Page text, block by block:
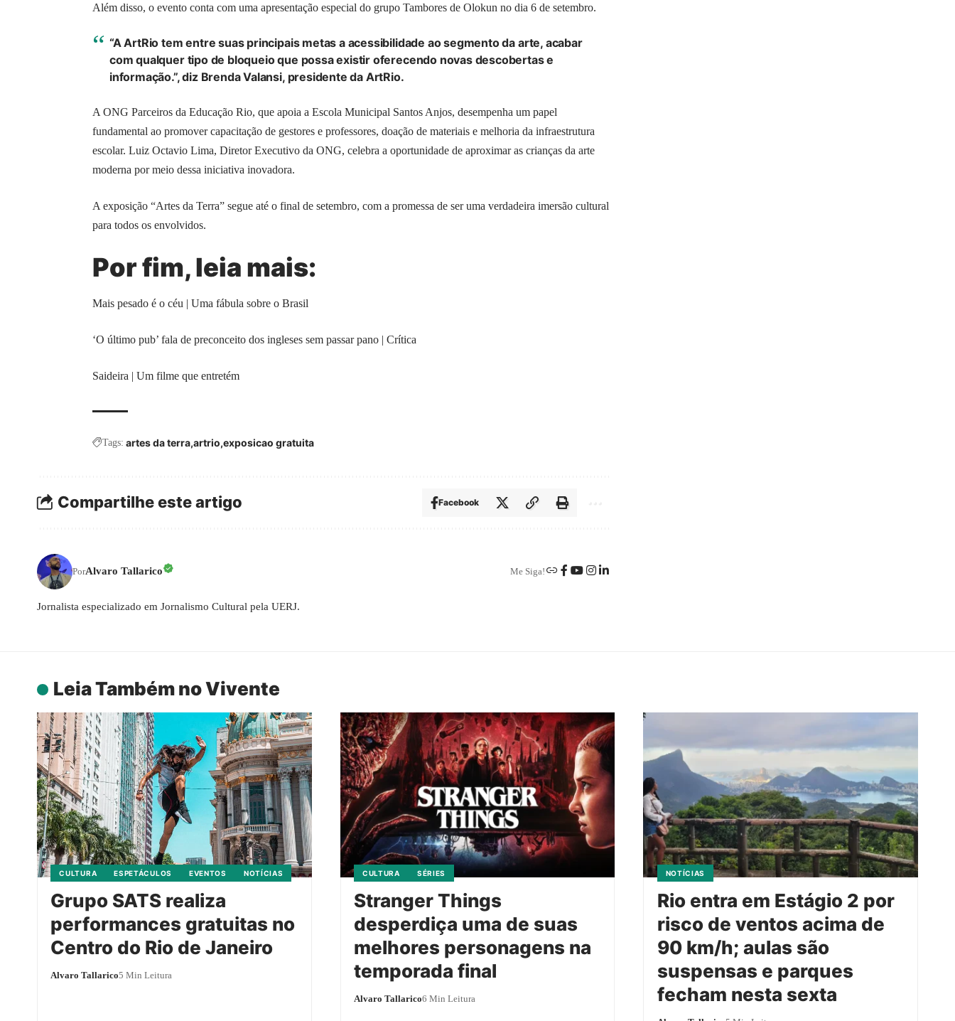
Além disso, o evento conta com uma apresentação especial do grupo Tambores de Olokun no dia 6 de setembro.
“A ArtRio tem entre suas principais metas a acessibilidade ao segmento da arte, acabar
com qualquer tipo de bloqueio que possa existir oferecendo novas descobertas e
informação.”, diz Brenda Valansi, presidente da ArtRio.
A ONG Parceiros da Educação Rio, que apoia a Escola Municipal Santos Anjos, desempenha um papel
fundamental ao promover capacitação de gestores e professores, doação de materiais e melhoria da infraestrutura
escolar. Luiz Octavio Lima, Diretor Executivo da ONG, celebra a oportunidade de aproximar as crianças da arte
moderna por meio dessa iniciativa inovadora.
A exposição “Artes da Terra” segue até o final de setembro, com a promessa de ser uma verdadeira imersão cultural
para todos os envolvidos.
Por fim, leia mais:
Mais pesado é o céu | Uma fábula sobre o Brasil
‘O último pub’ fala de preconceito dos ingleses sem passar pano | Crítica
Saideira | Um filme que entretém
Tags: artes da terra artrio exposicao gratuita
Compartilhe este artigo Facebook
PorAlvaro Tallarico Me Siga!
Jornalista especializado em Jornalismo Cultural pela UERJ.
Leia Também no Vivente
CULTURA ESPETÁCULOS EVENTOS NOTÍCIAS
Grupo SATS realiza
performances gratuitas no
Centro do Rio de Janeiro
Alvaro Tallarico5 Min Leitura
CULTURA SÉRIES
Stranger Things
desperdiça uma de suas
melhores personagens na
temporada final
Alvaro Tallarico6 Min Leitura
NOTÍCIAS
Rio entra em Estágio 2 por
risco de ventos acima de
90 km/h; aulas são
suspensas e parques
fecham nesta sexta